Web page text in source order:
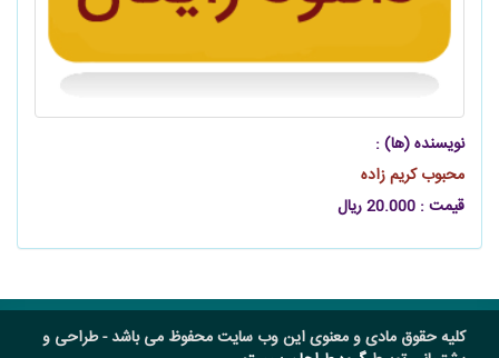
نویسنده (ها) :
محبوب کریم‌ زاده
قیمت : 20.000 ریال
کلیه حقوق مادی و معنوی این وب سایت محفوظ می باشد - طراحی و